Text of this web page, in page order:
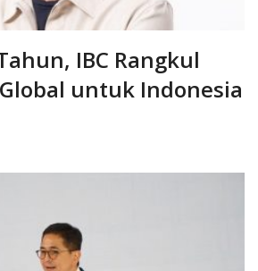
IBC Rangkul
untuk Indonesia